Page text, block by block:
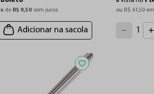
x de R$ 9,50 sem juros
Adicionar na sacola
ou R$ 61 ,50
1
Adicionar aos favoritos